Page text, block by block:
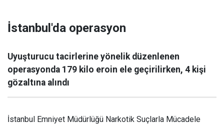
İstanbul'da operasyon
Uyuşturucu tacirlerine yönelik düzenlenen
operasyonda 179 kilo eroin ele geçirilirken, 4 kişi
gözaltına alındı
İstanbul Emniyet Müdürlüğü Narkotik Suçlarla Mücadele